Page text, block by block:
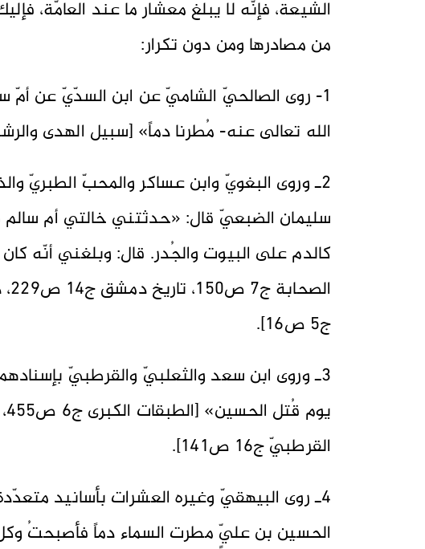
الشيعة، فإنّه لا يبلغ معشار ما عند
من مصادرها ومن دون تكرار:
1- روى الصالحيّ الشاميّ عن ابن السدّيّ عن
الله تعالى عنه- ‌مُطرنا ‌دماً» [سبيل الهدى والرشاد
2ـ وروى البغويّ وابن عساكر والمحبّ الطبريّ
سليمان الضبعيّ قال: «حدثتني خالتي أم سالم
كالدم على البيوت والجُدر. قال: وبلغني أنّه
ج5 ص16].
3ـ وروى ابن سعد والثعلبيّ والقرطبيّ
القرطبيّ ج16 ص141].
4ـ روى البيهقيّ وغيره العشرات بأسانيد